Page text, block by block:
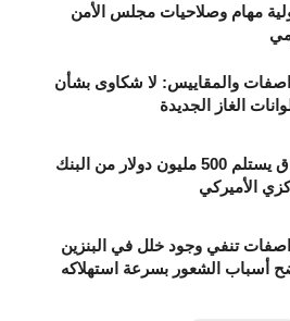
مهام وصلاحيات مجلس الأمن
والمقاييس: لا شكاوى بشأن
الغاز الجديدة
العراق يستلم 500 مليون دولار من البنك
الأميركي
تنفي وجود خلل في البنزين
أسباب الشعور بسرعة استهلاكه